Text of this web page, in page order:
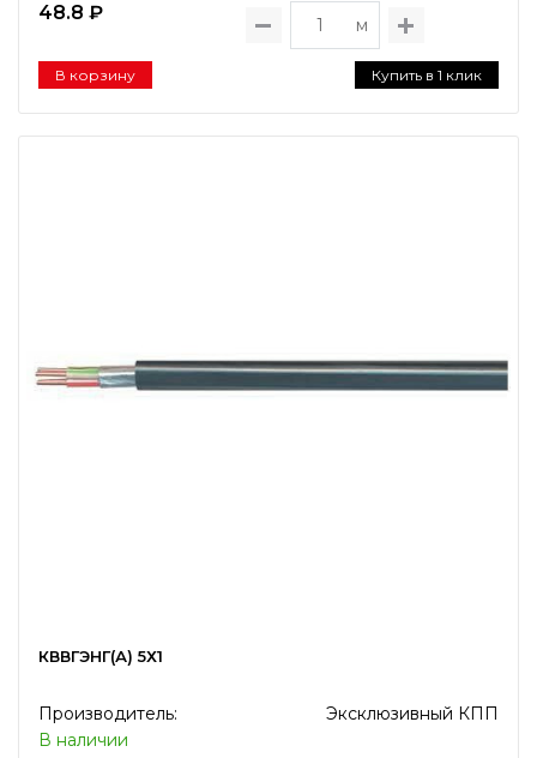
48.8 ₽
м
В корзину Купить в 1 клик
КВВГЭНГ(А) 5Х1
Производитель:
Эксклюзивный КПП
В наличии